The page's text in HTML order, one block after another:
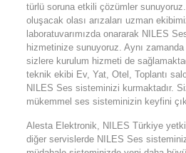
türlü soruna etkili çözümler
oluşacak olası arızaları uzman
laboratuvarımızda onararak NILES
hizmetinize sunuyoruz. Aynı
sizlere kurulum hizmeti de
teknik ekibi Ev, Yat, Otel, Toplantı
NILES Ses sisteminizi kurmaktadır.
mükemmel ses sisteminizin keyfini
Alesta Elektronik, NILES Türkiye
diğer servislerde NILES Ses